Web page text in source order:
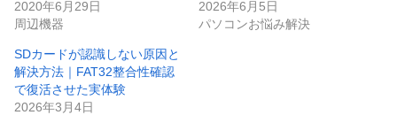
2020年6月29日
周辺機器
2026年6月5日
パソコンお悩み解決
SDカードが認識しない原因と
解決方法｜FAT32整合性確認
で復活させた実体験
2026年3月4日